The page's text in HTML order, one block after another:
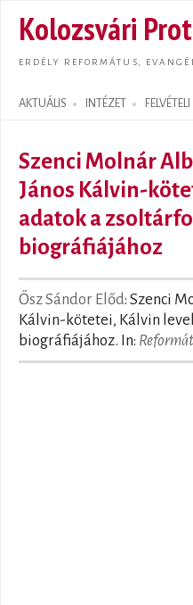
Kolozsvári
ERDÉLY REFORMÁTUS,
AKTUÁLIS INTÉZET FELVÉTELI
Search form
Szenci Molnár
János Kálvin-
adatok a
biográfiájához
Ősz Sándor Előd: Szenci
Kálvin-kötetei, Kálvin
biográfiájához. In: